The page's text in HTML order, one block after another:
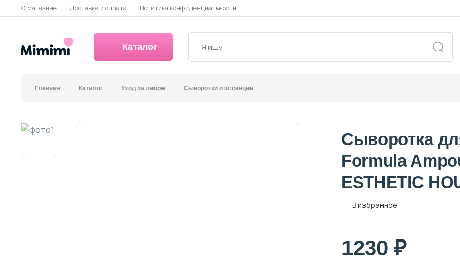
О магазине Доставка и оплата Политика конфиденциальности
Каталог
Главная Каталог Уход за лицом Сыворотки и эссенции
Сыворотка
Formula
ESTHETIC
В избранное
1230 ₽